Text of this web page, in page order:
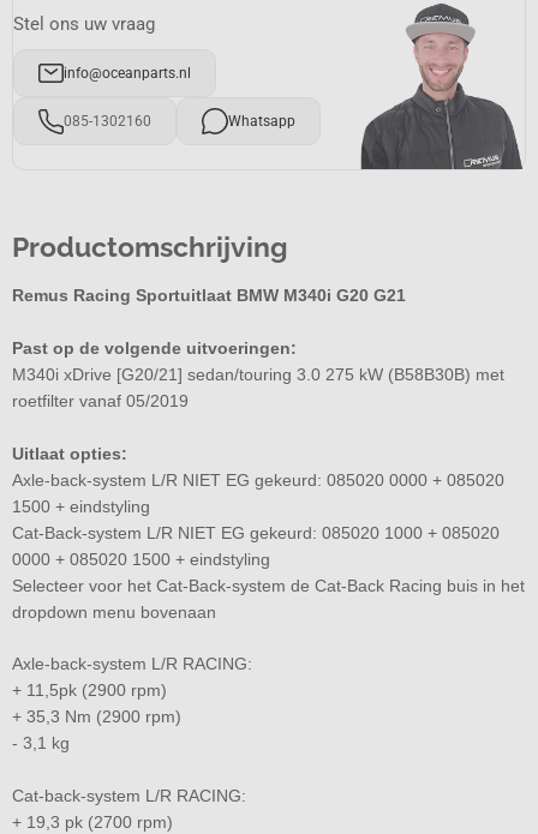
Stel ons uw vraag
info@oceanparts.nl
085-1302160 Whatsapp
Productomschrijving
Remus Racing Sportuitlaat BMW M340i G20 G21
Past op de volgende uitvoeringen:
M340i xDrive [G20/21] sedan/touring 3.0 275 kW (B58B30B) met
roetfilter vanaf 05/2019
Uitlaat opties:
Axle-back-system L/R NIET EG gekeurd: 085020 0000 + 085020
1500 + eindstyling
Cat-Back-system L/R NIET EG gekeurd: 085020 1000 + 085020
0000 + 085020 1500 + eindstyling
Selecteer voor het Cat-Back-system de Cat-Back Racing buis in het
dropdown menu bovenaan
Axle-back-system L/R RACING:
+ 11,5pk (2900 rpm)
+ 35,3 Nm (2900 rpm)
- 3,1 kg
Cat-back-system L/R RACING:
+ 19,3 pk (2700 rpm)